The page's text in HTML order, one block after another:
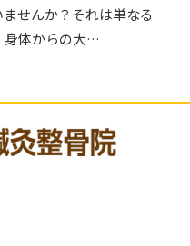
せんか？それは単なる
身体からの大…